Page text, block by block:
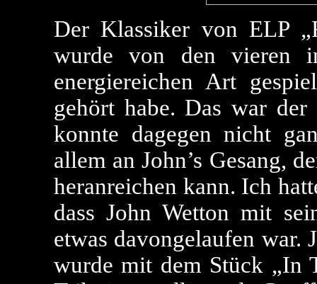
Der Klassiker von ELP
wurde von den vieren
energiereichen Art
gehört habe. Das war der
konnte dagegen nicht
allem an John’s Gesang,
heranreichen kann. Ich
dass John Wetton mit
etwas davongelaufen war.
wurde mit dem Stück „In